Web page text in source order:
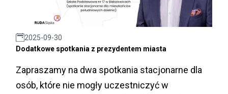
2025-09-30
Dodatkowe spotkania z prezydentem miasta
Zapraszamy na dwa spotkania stacjonarne dla
osób, które nie mogły uczestniczyć w